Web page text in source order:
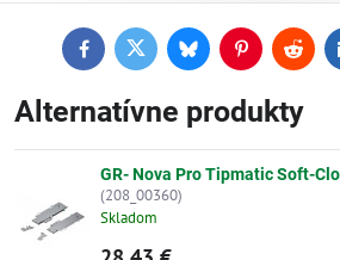
FacebookTwitterBlueskyPinterestReddit
Alternatívne produkty
GR- Nova Pro Tipmatic Soft-
(208_00360)
Skladom